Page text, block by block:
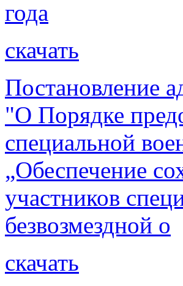
года
скачать
Постановление
"О Порядке
специальной
„Обеспечение
участников
безвозмездной о
скачать